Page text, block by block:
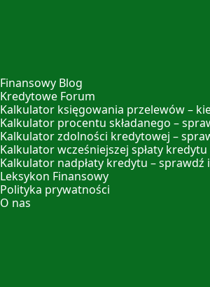
Finansowy Blog
Kredytowe Forum
Kalkulator księgowania przelewów –
Kalkulator procentu składanego –
Kalkulator zdolności kredytowej –
Kalkulator wcześniejszej spłaty
Kalkulator nadpłaty kredytu – sprawdź
Leksykon Finansowy
Polityka prywatności
O nas